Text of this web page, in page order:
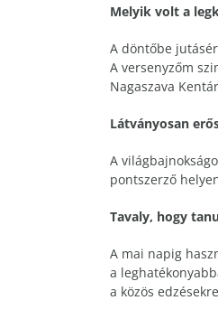
Melyik volt a
A döntőbe
A versenyzőm
Nagaszava
Látványosan
A
pontszerző
Tavaly, hogy
A mai napig
a
a közös